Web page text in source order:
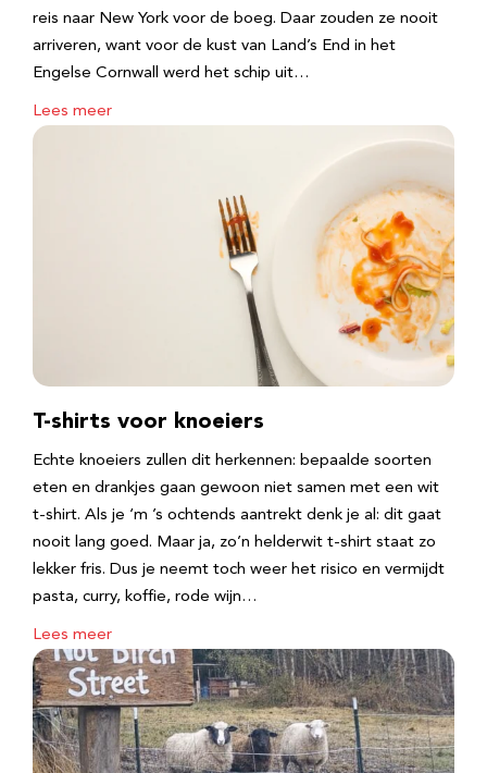
reis naar New York voor de boeg. Daar zouden ze nooit
arriveren, want voor de kust van Land’s End in het
Engelse Cornwall werd het schip uit…
Lees meer
T-shirts voor knoeiers
Echte knoeiers zullen dit herkennen: bepaalde soorten
eten en drankjes gaan gewoon niet samen met een wit
t-shirt. Als je ‘m ’s ochtends aantrekt denk je al: dit gaat
nooit lang goed. Maar ja, zo’n helderwit t-shirt staat zo
lekker fris. Dus je neemt toch weer het risico en vermijdt
pasta, curry, koffie, rode wijn…
Lees meer